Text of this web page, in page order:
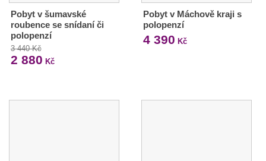
Pobyt v šumavské
roubence se snídaní či
polopenzí
3 440 Kč
2 880 Kč
Pobyt v Máchově kraji s
polopenzí
4 390 Kč